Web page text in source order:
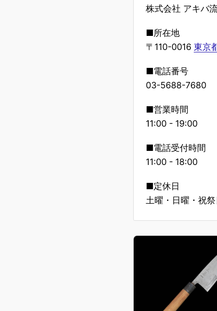
株式会社 アキバ
■所在地
〒110-0016 東京
■電話番号
03-5688-7680
■営業時間
11:00 - 19:00
■電話受付時間
11:00 - 18:00
■定休日
土曜・日曜・祝